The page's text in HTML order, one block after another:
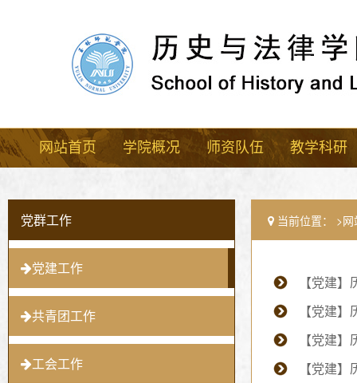
网站首页 学院概况 师资队伍 教学科研
党群工作
党建工作
共青团工作
工会工作
当前位置：
【党建
【党建